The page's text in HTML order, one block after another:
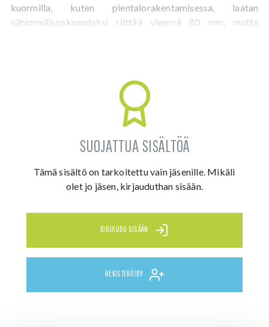
kuormilla, kuten pientalorakentamisessa, laatan
vähimmäispaksuudeksi riittää yleensä 80 mm, mutta
SUOJATTUA SISÄLTÖÄ
Tämä sisältö on tarkoitettu vain jäsenille. Mikäli
olet jo jäsen, kirjauduthan sisään.
KIRJAUDU SISÄÄN
REKISTERÖIDY